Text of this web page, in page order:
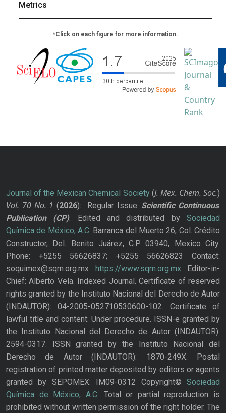
Metrics
*Click on each figure for more information.
Journal of the Mexican Chemical Society(J. Mex. Chem. Soc.)
Vol. 70 No. 1 (2026): Regular Issue. Scientific Continuous
Publication
(CP). Edited and distributed bySociedad
Química de México, A.C. Barranca del Muerto 26, Col. Crédito
Constructor, Del. Benito Juárez, C.P. 03940, Mexico City.
Phone: +5255 56626837; +5255 56626823 Contact:
soquimex@sqm.org.mx https://www.sqm.org.mxEditor-in-
Chief: Alberto Vela. Indexed Journal. Certificate of reserved
rights granted by the Instituto Nacional del Derecho de Autor
(INDAUTOR): 04-2005-052710530600-102. Certificate of
lawful title and content: Under procedure. ISSN-e granted by
the Instituto Nacional del Derecho de Autor (INDAUTOR):
2594-0317. ISSN granted by the Instituto Nacional del
Derecho de Autor (INDAUTOR): 1870-249X. Postal
registration of printed matter deposited by editors or agents
granted by SEPOMEX: IM09-0312 Copyright© Sociedad
Química de México, A.C. Total or partial reproduction is
prohibited without written permission of the right holder. The